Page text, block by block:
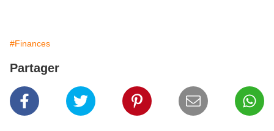
#Finances
Partager